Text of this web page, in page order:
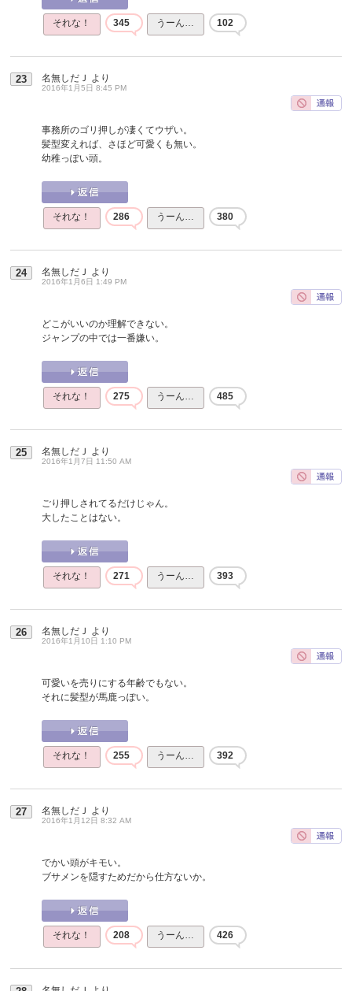
それな！ 345 うーん… 102
23 名無しだＪ より
2016年1月5日 8:45 PM
事務所のゴリ押しが凄くてウザい。
髪型変えれば、さほど可愛くも無い。
幼稚っぽい頭。
それな！ 286 うーん… 380
24 名無しだＪ より
2016年1月6日 1:49 PM
どこがいいのか理解できない。
ジャンプの中では一番嫌い。
それな！ 275 うーん… 485
25 名無しだＪ より
2016年1月7日 11:50 AM
ごり押しされてるだけじゃん。
大したことはない。
それな！ 271 うーん… 393
26 名無しだＪ より
2016年1月10日 1:10 PM
可愛いを売りにする年齢でもない。
それに髪型が馬鹿っぽい。
それな！ 255 うーん… 392
27 名無しだＪ より
2016年1月12日 8:32 AM
でかい頭がキモい。
ブサメンを隠すためだから仕方ないか。
それな！ 208 うーん… 426